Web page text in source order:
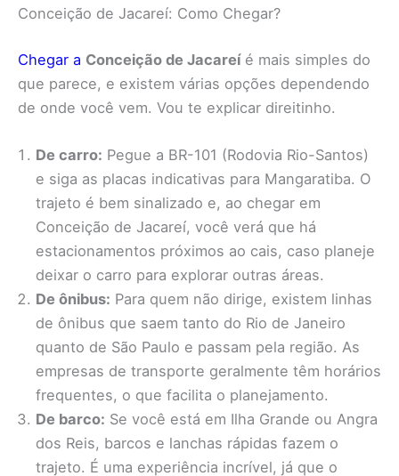
Conceição de Jacareí: Como Chegar?
Chegar a Conceição de Jacareíé mais simples do
que parece, e existem várias opções dependendo
de onde você vem. Vou te explicar direitinho.
De carro: Pegue a BR-101 (Rodovia Rio-Santos)
e siga as placas indicativas para Mangaratiba. O
trajeto é bem sinalizado e, ao chegar em
Conceição de Jacareí, você verá que há
estacionamentos próximos ao cais, caso planeje
deixar o carro para explorar outras áreas.
De ônibus: Para quem não dirige, existem linhas
de ônibus que saem tanto do Rio de Janeiro
quanto de São Paulo e passam pela região. As
empresas de transporte geralmente têm horários
frequentes, o que facilita o planejamento.
De barco: Se você está em Ilha Grande ou Angra
dos Reis, barcos e lanchas rápidas fazem o
trajeto. É uma experiência incrível, já que o